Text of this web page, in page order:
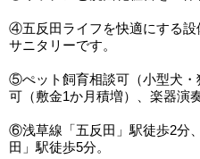
④五反田ライフを快適にする設
サニタリーです。
⑤ぺット飼育相談可（小型犬・
可（敷金1か月積増）、楽器演
⑥浅草線「五反田」駅徒歩2分
田」駅徒歩5分。